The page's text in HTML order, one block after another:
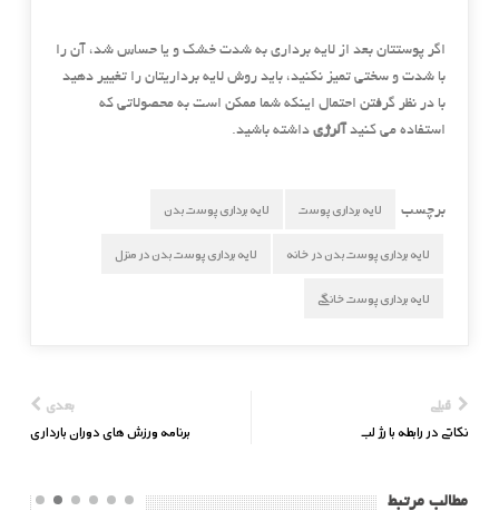
اگر پوستتان بعد از لایه برداری به شدت خشک و یا حساس شد، آن را
با شدت و سختی تمیز نکنید، باید روش لایه برداریتان را تغییر دهید
با در نظر گرفتن احتمال اینکه شما ممکن است به محصولاتی که
استفاده می کنید آلرژیداشته باشید.
برچسب لایه برداری پوست لایه برداری پوست بدن
لایه برداری پوست بدن در خانه لایه برداری پوست بدن در منزل
لایه برداری پوست خانگی
قبلی
نکاتی در رابطه با رژ لب
بعدی
برنامه ورزش های دوران بارداری
مطالب مرتبط